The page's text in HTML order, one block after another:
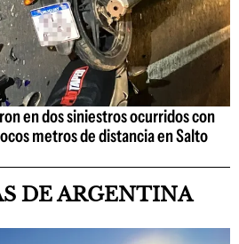
en dos siniestros ocurridos con
metros de distancia en Salto
DE ARGENTINA